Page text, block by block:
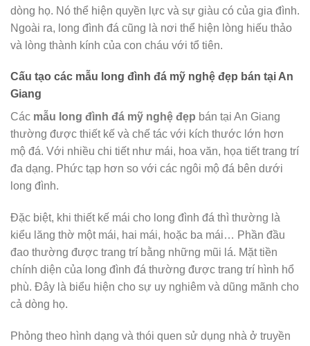
dòng họ. Nó thể hiện quyền lực và sự giàu có của gia đình.
Ngoài ra, long đình đá cũng là nơi thể hiện lòng hiếu thảo
và lòng thành kính của con cháu với tổ tiên.
Cấu tạo các mẫu long đình đá mỹ nghệ đẹp bán tại An
Giang
Các mẫu long đình đá mỹ nghệ đẹp bán tại An Giang
thường được thiết kế và chế tác với kích thước lớn hơn
mộ đá. Với nhiều chi tiết như mái, hoa văn, họa tiết trang trí
đa dạng. Phức tạp hơn so với các ngôi mộ đá bên dưới
long đình.
Đặc biệt, khi thiết kế mái cho long đình đá thì thường là
kiểu lăng thờ một mái, hai mái, hoặc ba mái… Phần đầu
đao thường được trang trí bằng những mũi lá. Mặt tiền
chính diện của long đình đá thường được trang trí hình hổ
phù. Đây là biểu hiện cho sự uy nghiêm và dũng mãnh cho
cả dòng họ.
Phỏng theo hình dạng và thói quen sử dụng nhà ở truyền